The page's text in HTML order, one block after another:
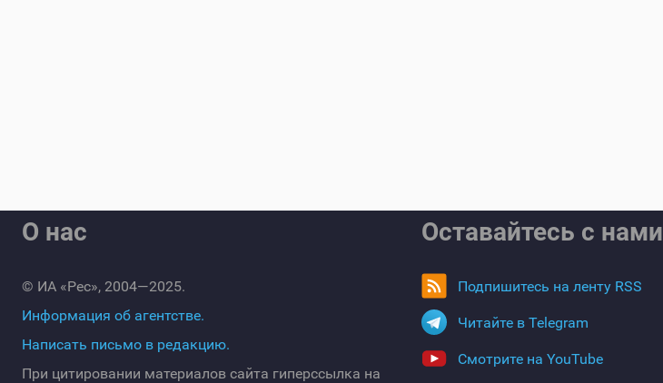
О нас
© ИА «Рес», 2004—2025.
Информация об агентстве.
Написать письмо в редакцию.
При цитировании материалов сайта гиперссылка на
Оставайтесь с нами
Подпишитесь на ленту RSS
Читайте в Telegram
Смотрите на YouTube